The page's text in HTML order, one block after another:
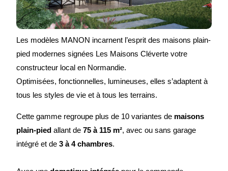
Les modèles MANON incarnent l’esprit des maisons plain-
pied modernes signées Les Maisons Cléverte votre
constructeur local en Normandie.
Optimisées, fonctionnelles, lumineuses, elles s’adaptent à
tous les styles de vie et à tous les terrains.
Cette gamme regroupe plus de 10 variantes de maisons
plain-pied allant de 75 à 115 m², avec ou sans garage
intégré et de 3 à 4 chambres.